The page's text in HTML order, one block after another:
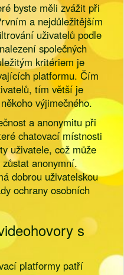
byste měli zvážit při
a nejdůležitějším
uživatelů podle
společných
kritériem je
platformu. Čím
tím větší je
výjimečného.
a anonymitu při
chatovací místnosti
uživatele, což může
anonymní.
dobrou uživatelskou
ochrany osobních
s
platformy patří